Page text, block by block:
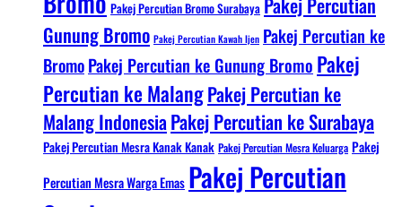
Pakej Percutian Bromo Surabaya
Gunung Bromo Pakej Percutian Kawah Ijen Pakej Percutian ke
BromoPakej Percutian ke Gunung Bromo Pakej
Percutian ke MalangPakej Percutian ke
Malang IndonesiaPakej Percutian ke Surabaya
Pakej Percutian Mesra Kanak Kanak Pakej Percutian Mesra Keluarga Pakej
Percutian Mesra Warga Emas Pakej Percutian